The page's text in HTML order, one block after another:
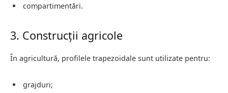
compartimentări.
3. Construcții agricole
În agricultură, profilele trapezoidale sunt utilizate pentru:
grajduri;